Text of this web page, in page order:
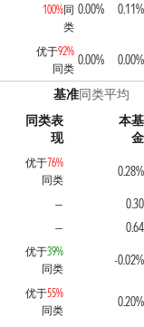
100%同
类
0.00% 0.11%
优于92%
同类
0.00% 0.00%
基准同类平均
同类表
现
本基
金
优于76%
同类
0.28%
—
0.30
—
0.64
优于39%
同类
-0.02%
优于55%
同类
0.20%